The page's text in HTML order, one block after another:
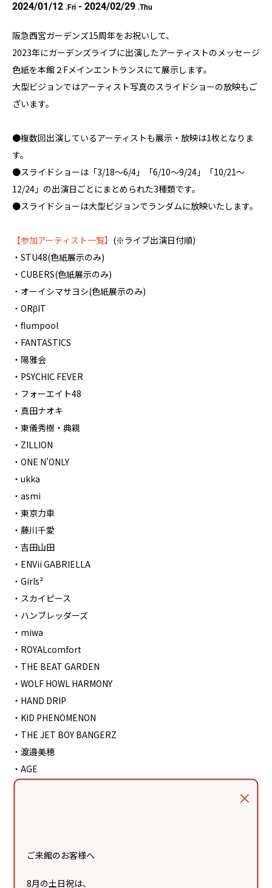
ご来館のお客様へ
8月の土日祝は、
2024/01/12 .Fri - 2024/02/29 .Thu
阪急西宮ガーデンズ15周年をお祝いして、
2023年にガーデンズライブに出演したアーティストのメッセージ
色紙を本館２Fメインエントランスにて展示します。
大型ビジョンではアーティスト写真のスライドショーの放映もご
ざいます。
●複数回出演しているアーティストも展示・放映は1枚となりま
す。
●スライドショーは「3/18～6/4」「6/10～9/24」「10/21～
12/24」の出演日ごとにまとめられた3種類です。
●スライドショーは大型ビジョンでランダムに放映いたします。
【参加アーティスト一覧】 (※ライブ出演日付順)
・STU48(色紙展示のみ)
・CUBERS(色紙展示のみ)
・オーイシマサヨシ(色紙展示のみ)
・ORβIT
・flumpool
・FANTASTICS
・陽雅会
・PSYCHIC FEVER
・フォーエイト48
・真田ナオキ
・東儀秀樹・典親
・ZILLION
・ONE N’ONLY
・ukka
・asmi
・東京力車
・藤川千愛
・吉田山田
・ENVii GABRIELLA
・Girls²
・スカイピース
・ハンブレッダーズ
・miwa
・ROYALcomfort
・THE BEAT GARDEN
・WOLF HOWL HARMONY
・HAND DRIP
・KID PHENOMENON
・THE JET BOY BANGERZ
・渡邉美穂
・AGE
・Lapillus
・AMEFURASSHI